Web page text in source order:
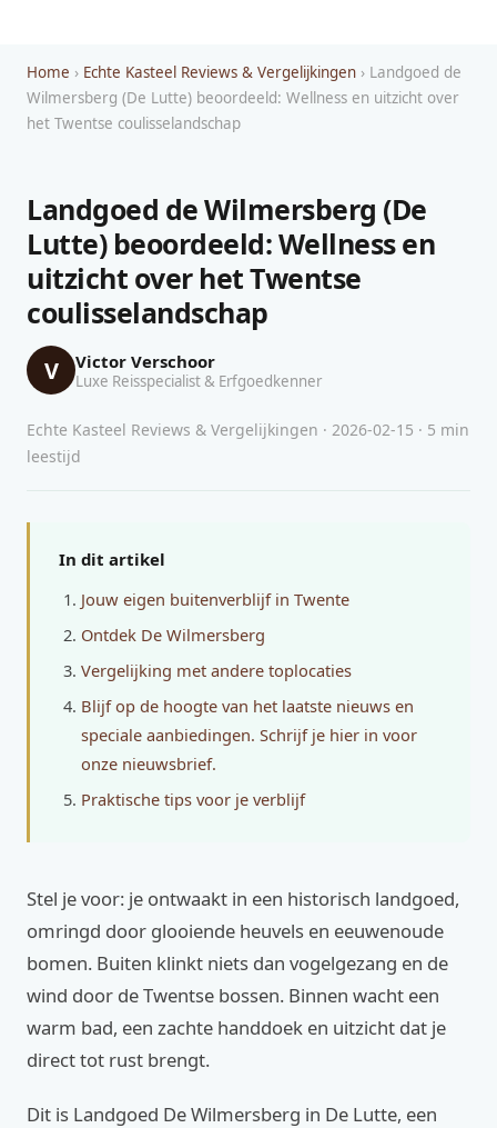
Home › Echte Kasteel Reviews & Vergelijkingen › Landgoed de
Wilmersberg (De Lutte) beoordeeld: Wellness en uitzicht over
het Twentse coulisselandschap
Landgoed de Wilmersberg (De
Lutte) beoordeeld: Wellness en
uitzicht over het Twentse
coulisselandschap
V Victor Verschoor
Luxe Reisspecialist & Erfgoedkenner
Echte Kasteel Reviews & Vergelijkingen · 2026-02-15 · 5 min
leestijd
In dit artikel
Jouw eigen buitenverblijf in Twente
Ontdek De Wilmersberg
Vergelijking met andere toplocaties
Blijf op de hoogte van het laatste nieuws en
speciale aanbiedingen. Schrijf je hier in voor
onze nieuwsbrief.
Praktische tips voor je verblijf
Stel je voor: je ontwaakt in een historisch landgoed,
omringd door glooiende heuvels en eeuwenoude
bomen. Buiten klinkt niets dan vogelgezang en de
wind door de Twentse bossen. Binnen wacht een
warm bad, een zachte handdoek en uitzicht dat je
direct tot rust brengt.
Dit is Landgoed De Wilmersberg in De Lutte, een